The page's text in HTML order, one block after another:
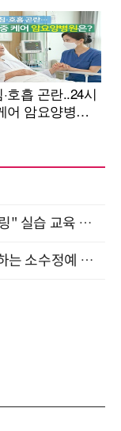
현업에서 바로 쓰는 "하네스 엔지니어링" 실습 교육 워크숍 8월 20일 개최
글로벌 트렌드를 읽고, 내 역할을 가늠하는 소수정예 실습 워크숍 (8/28)